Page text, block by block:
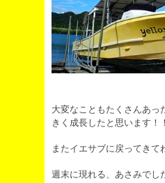
大変なこともたくさんあっ
きく成長したと思います！！
またイエサブに戻ってきて
週末に現れる、あさみでし